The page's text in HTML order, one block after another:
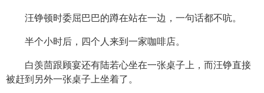
汪铮顿时委屈巴巴的蹲在站在一边，一句话都不吭。
半个小时后，四个人来到一家咖啡店。
白羡茴跟顾宴还有陆若心坐在一张桌子上，而汪铮直接
被赶到另外一张桌子上坐着了。